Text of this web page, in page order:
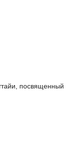
посвященный